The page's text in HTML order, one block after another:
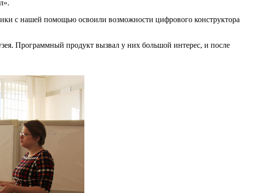
с нашей помощью освоили возможности цифрового конструктора
Программный продукт вызвал у них большой интерес, и после